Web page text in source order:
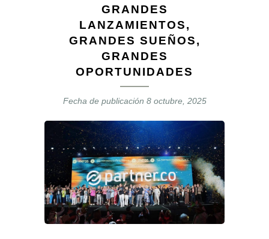
GRANDES
LANZAMIENTOS,
GRANDES SUEÑOS,
GRANDES
OPORTUNIDADES
Fecha de publicación 8 octubre, 2025